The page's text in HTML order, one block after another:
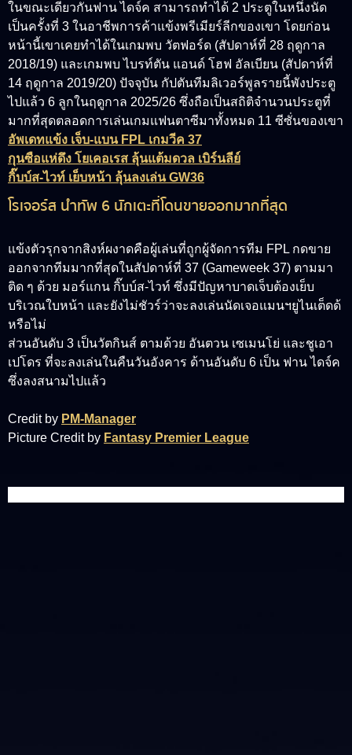
ในขณะเดียวกันฟาน ไดจ์ค สามารถทำได้ 2 ประตูในหนึ่งนัด
เป็นครั้งที่ 3 ในอาชีพการค้าแข้งพรีเมียร์ลีกของเขา โดยก่อน
หน้านี้เขาเคยทำได้ในเกมพบ วัตฟอร์ด (สัปดาห์ที่ 28 ฤดูกาล
2018/19) และเกมพบ ไบรท์ตัน แอนด์ โฮฟ อัลเบียน (สัปดาห์ที่
14 ฤดูกาล 2019/20) ปัจจุบัน กัปตันทีมลิเวอร์พูลรายนี้พังประตู
ไปแล้ว 6 ลูกในฤดูกาล 2025/26 ซึ่งถือเป็นสถิติจำนวนประตูที่
มากที่สุดตลอดการเล่นเกมแฟนตาซีมาทั้งหมด 11 ซีซั่นของเขา
อัพเดทแข้ง เจ็บ-แบน FPL เกมวีค 37
กุนซือแห่ดึง โยเคอเรส ลุ้นแต้มดวล เบิร์นลีย์
กิ๊บบ์ส-ไวท์ เย็บหน้า ลุ้นลงเล่น GW36
โรเจอร์ส นำทัพ 6 นักเตะที่โดนขายออกมากที่สุด
แข้งตัวรุกจากสิงห์ผงาดคือผู้เล่นที่ถูกผู้จัดการทีม FPL กดขาย
ออกจากทีมมากที่สุดในสัปดาห์ที่ 37 (Gameweek 37) ตามมา
ติด ๆ ด้วย มอร์แกน กิ๊บบ์ส-ไวท์ ซึ่งมีปัญหาบาดเจ็บต้องเย็บ
บริเวณใบหน้า และยังไม่ชัวร์ว่าจะลงเล่นนัดเจอแมนฯยูไนเต็ดด้
หรือไม่
ส่วนอันดับ 3 เป็นวัตกินส์ ตามด้วย อันตวน เซเมนโย่ และชูเอา
เปโดร ที่จะลงเล่นในคืนวันอังคาร ด้านอันดับ 6 เป็น ฟาน ไดจ์ค
ซึ่งลงสนามไปแล้ว
Credit by PM-Manager
Picture Credit by Fantasy Premier League